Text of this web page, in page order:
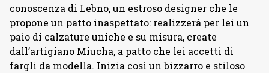
conoscenza di Lebno, un estroso designer che le
propone un patto inaspettato: realizzerà per lei un
paio di calzature uniche e su misura, create
dall’artigiano Miucha, a patto che lei accetti di
fargli da modella. Inizia così un bizzarro e stiloso